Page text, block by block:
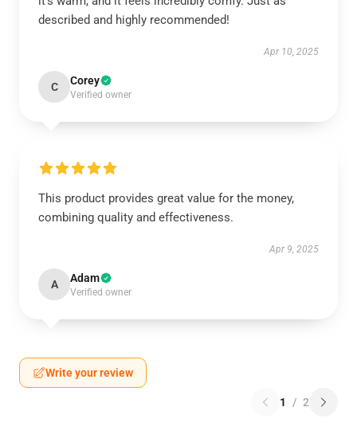
described and highly recommended!
Apr 10, 2025
C Corey
Verified owner
This product provides great value for the money,
combining quality and effectiveness.
Apr 9, 2025
A Adam
Verified owner
Write your review
1 / 2